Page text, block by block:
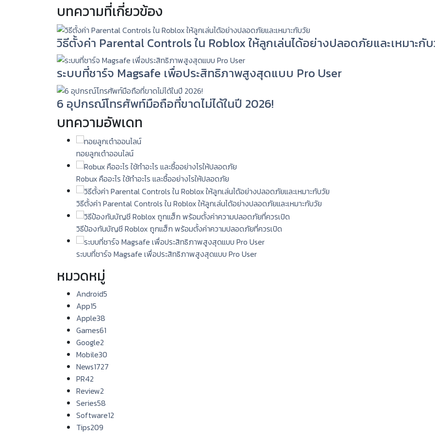
บทความที่เกี่ยวข้อง
วิธีตั้งค่า Parental Controls ใน Roblox ให้ลูกเล่นได้อย่างปลอดภัยและเหมาะกั
ระบบที่ชาร์จ Magsafe เพื่อประสิทธิภาพสูงสุดแบบ Pro User
6 อุปกรณ์โทรศัพท์มือถือที่ขาดไม่ได้ในปี 2026!
บทความอัพเดท
ทอยลูกเต๋าออนไลน์
Robux คืออะไร ใช้ทำอะไร และซื้ออย่างไรให้ปลอดภัย
วิธีตั้งค่า Parental Controls ใน Roblox ให้ลูกเล่นได้อย่างปลอดภัยและเหมาะกับวัย
วิธีป้องกันบัญชี Roblox ถูกแฮ็ก พร้อมตั้งค่าความปลอดภัยที่ควรเปิด
ระบบที่ชาร์จ Magsafe เพื่อประสิทธิภาพสูงสุดแบบ Pro User
หมวดหมู่
Android5
App15
Apple38
Games61
Google2
Mobile30
News1727
PR42
Review2
Series58
Software12
Tips209